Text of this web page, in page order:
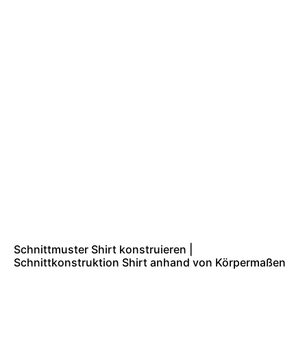
Schnittmuster Shirt konstruieren |
Schnittkonstruktion Shirt anhand von Körpermaßen